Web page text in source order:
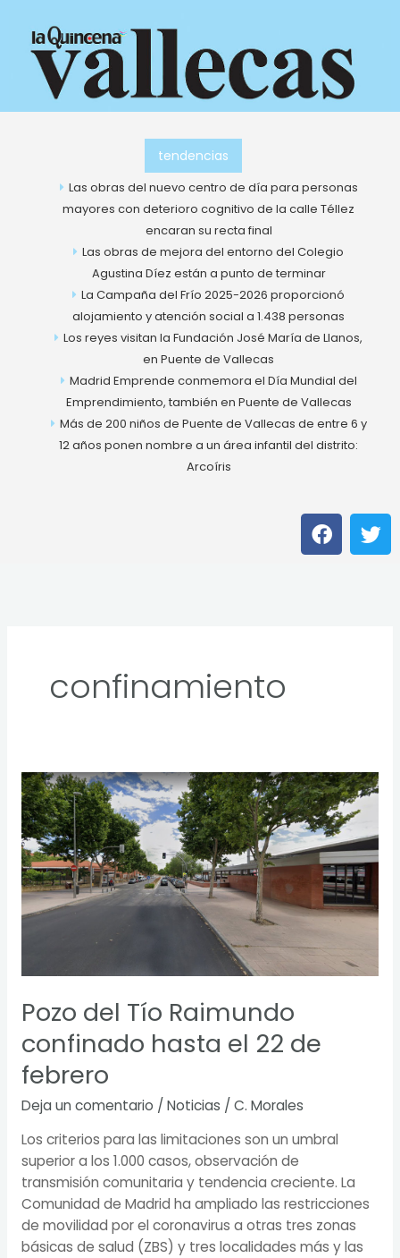
contenido
tendencias
Las obras del nuevo centro de día para personas
mayores con deterioro cognitivo de la calle Téllez
encaran su recta final
Las obras de mejora del entorno del Colegio
Agustina Díez están a punto de terminar
La Campaña del Frío 2025-2026 proporcionó
alojamiento y atención social a 1.438 personas
Los reyes visitan la Fundación José María de Llanos,
en Puente de Vallecas
Madrid Emprende conmemora el Día Mundial del
Emprendimiento, también en Puente de Vallecas
Más de 200 niños de Puente de Vallecas de entre 6 y
12 años ponen nombre a un área infantil del distrito:
Arcoíris
F
a
c
T
w
i
confinamiento
Pozo del Tío Raimundo
confinado hasta el 22 de
febrero
Deja un comentario / Noticias / C. Morales
Los criterios para las limitaciones son un umbral
superior a los 1.000 casos, observación de
transmisión comunitaria y tendencia creciente. La
Comunidad de Madrid ha ampliado las restricciones
de movilidad por el coronavirus a otras tres zonas
básicas de salud (ZBS) y tres localidades más y las
Pozo
del
Tío
Raimundo
confinado
hasta
el
febrero